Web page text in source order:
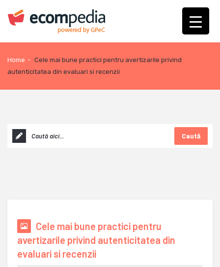
Home - Cele mai bune practici pentru avertizarile privind
autenticitatea din evaluari si recenzii
Caută
Cele mai bune practici pentru
avertizarile privind autenticitatea din
evaluari si recenzii